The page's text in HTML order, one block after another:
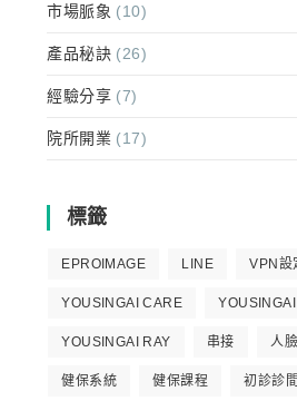
市場脈象 (10)
產品秘訣 (26)
經驗分享 (7)
院所開業 (17)
標籤
EPROIMAGE LINE VPN設
YOUSINGAI CARE
YOUSINGAI RAY 串接 人
健保系統 健保課程 初診診間